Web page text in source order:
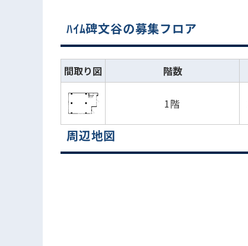
ﾊｲﾑ碑文谷の募集フロア
間取り図 階数
1階
周辺地図